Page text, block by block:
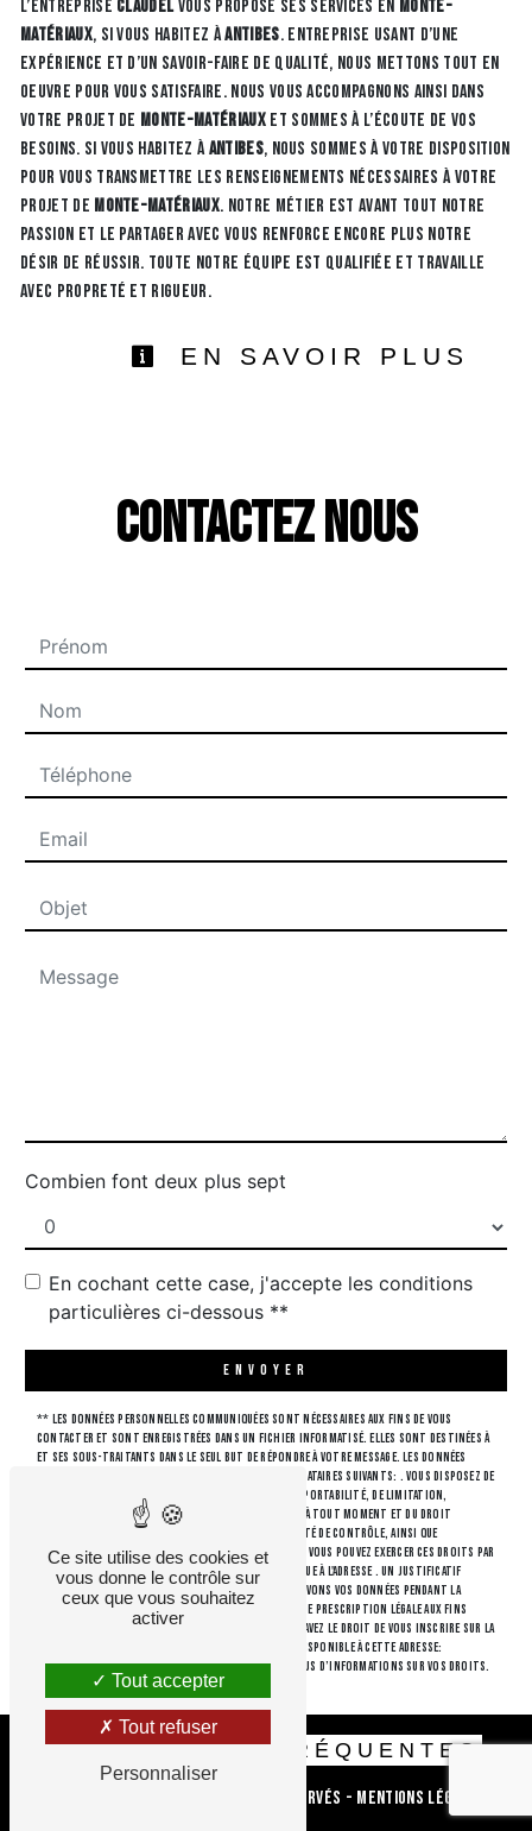
L’entreprise CLAUDELvous propose ses services en monte-
matériaux, si vous habitez àAntibes. Entreprise usant d’une
expérience et d’un savoir-faire de qualité, nous mettons tout en
oeuvre pour vous satisfaire. Nous vous accompagnons ainsi dans
votre projet de monte-matériauxet sommes à l’écoute de vos
besoins. Si vous habitez àAntibes, nous sommes à votre disposition
pour vous transmettre les renseignements nécessaires à votre
projet de monte-matériaux. Notre métier est avant tout notre
passion et le partager avec vous renforce encore plus notre
désir de réussir. Toute notre équipe est qualifiée et travaille
avec propreté et rigueur.
EN SAVOIR PLUS
Contactez nous
Combien font deux plus sept
En cochant cette case, j'accepte les conditions
particulières ci-dessous **
ENVOYER
** Les données personnelles communiquées sont nécessaires aux fins de vous
contacter et sont enregistrées dans un fichier informatisé. Elles sont destinées à
et ses sous-traitants dans le seul but de répondre à votre message. Les données
collectées seront communiquées aux seuls destinataires suivants: . Vous disposez de
droits d’accès, de rectification, d’effacement, de portabilité, de limitation,
d’opposition, de retrait de votre consentement à tout moment et du droit
d’introduire une réclamation auprès d’une autorité de contrôle, ainsi que
d’organiser le sort de vos données post-mortem. Vous pouvez exercer ces droits par
voie postale à l'adresse ou par courrier électronique à l'adresse . Un justificatif
d'identité pourra vous être demandé. Nous conservons vos données pendant la
période de prise de contact puis pendant la durée de prescription légale aux fins
probatoires et de gestion des contentieux. Vous avez le droit de vous inscrire sur la
liste d'opposition au démarchage téléphonique, disponible à cette adresse:
Bloctel.gouv.fr. Consultez le site cnil.fr pour plus d’informations sur vos droits.
RECHERCHES FRÉQUENTES
- 2026 - Tous droits réservés - Mentions légales
Ce site utilise des cookies et
vous donne le contrôle sur
ceux que vous souhaitez
activer
Tout accepter
Tout refuser
Personnaliser